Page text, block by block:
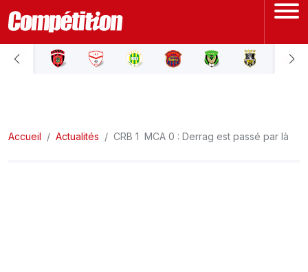
ACCUEIL
LIGUE 2
Accueil Actualités CRB 1  MCA 0 : Derrag est passé par là